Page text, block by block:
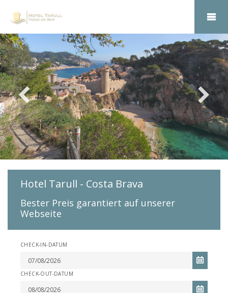
Hotel Tarull - Costa Brava
Bester Preis garantiert auf unserer
Webseite
CHECK-IN-DATUM
CHECK-OUT-DATUM